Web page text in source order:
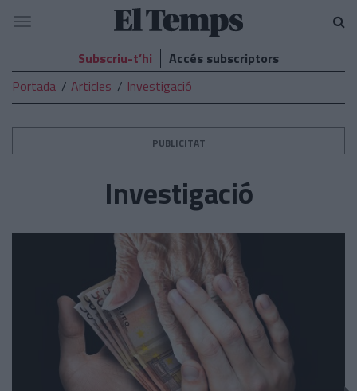
El
Temps
Navegació
Subscriu-t’hi
Accés subscriptors
Portada
Articles Investigació
PUBLICITAT
Investigació